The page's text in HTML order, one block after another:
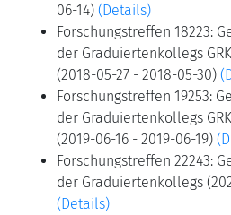
06-14) (Details)
Forschungstreffen 18223:
der Graduiertenkollegs GRK
(2018-05-27 - 2018-05-30)
Forschungstreffen 19253:
der Graduiertenkollegs
(2019-06-16 - 2019-06-19)
Forschungstreffen 22243:
der Graduiertenkollegs
(Details)